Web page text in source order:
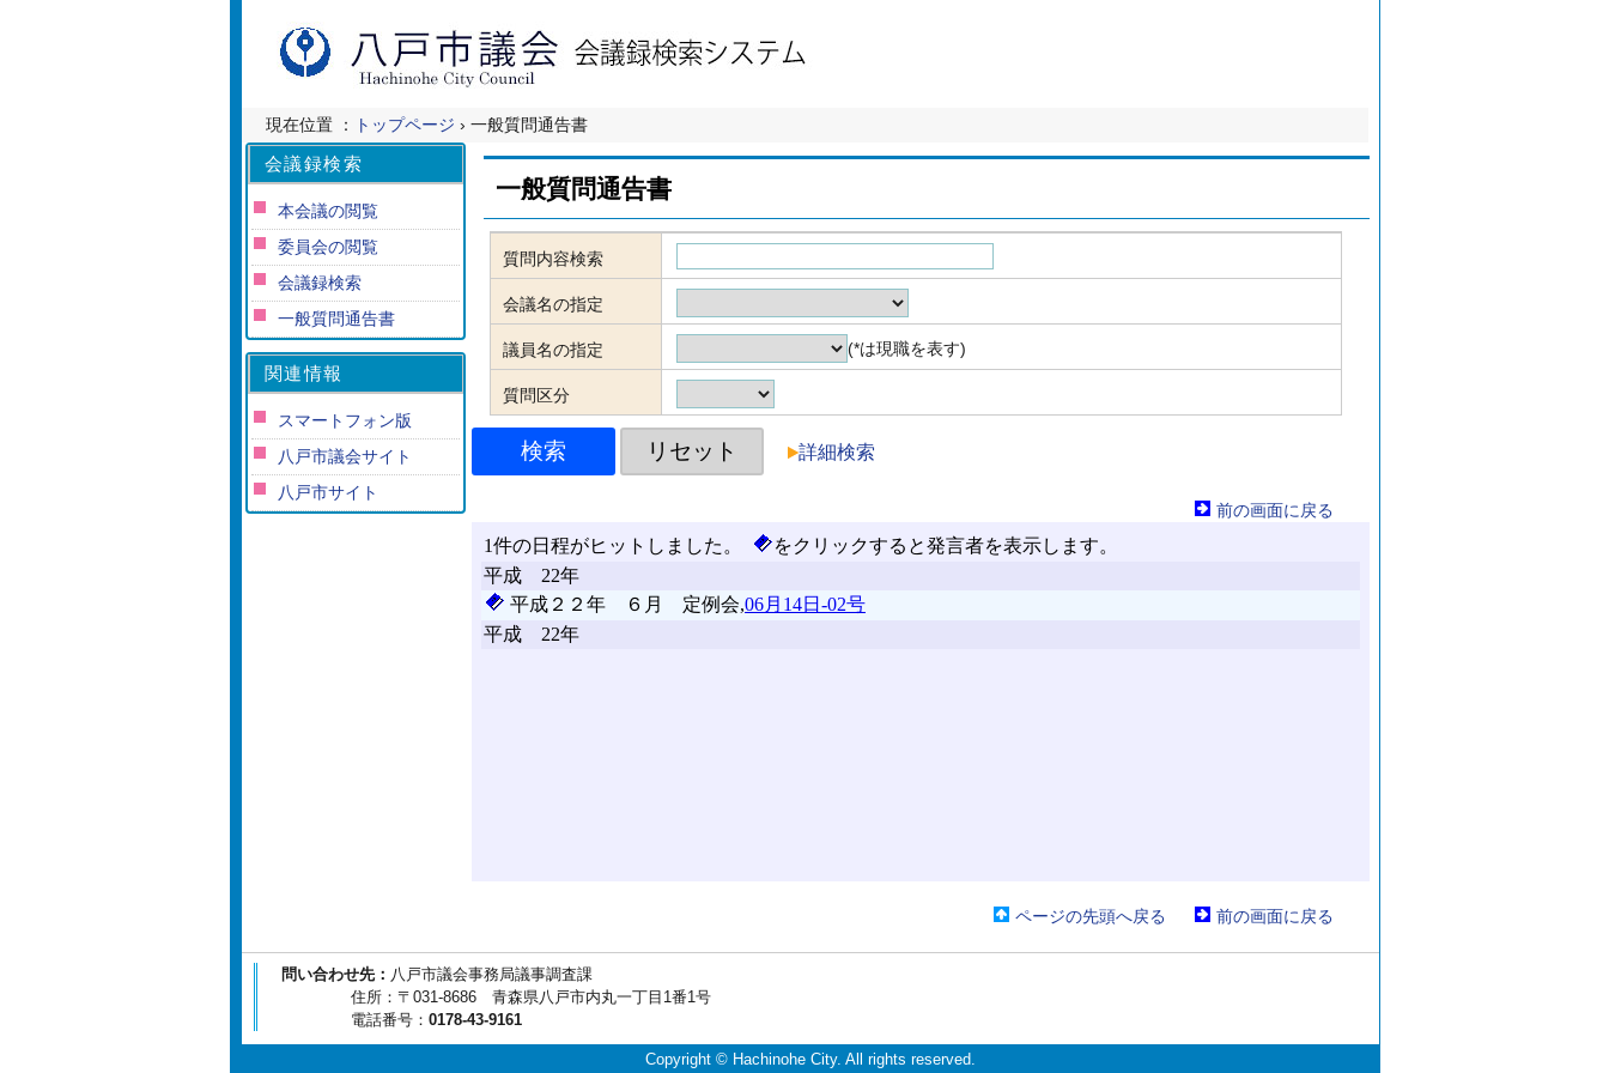
現在位置 ： トップページ › 一般質問通告書
一般質問通告書
質問内容検索
会議名の指定
議員名の指定 (*は現職を表す)
質問区分
詳細検索
前の画面に戻る
ページの先頭へ戻る 前の画面に戻る
会議録検索
本会議の閲覧
委員会の閲覧
会議録検索
一般質問通告書
関連情報
スマートフォン版
八戸市議会サイト
八戸市サイト
問い合わせ先： 八戸市議会事務局議事調査課
住所：〒031-8686 青森県八戸市内丸一丁目1番1号
電話番号： 0178-43-9161
Copyright © Hachinohe City. All rights reserved.